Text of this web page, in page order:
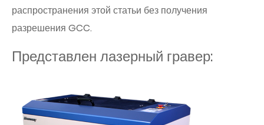
распространения этой статьи без получения
разрешения GCC.
Представлен лазерный гравер: